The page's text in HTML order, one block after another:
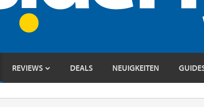
REVIEWS DEALS NEUIGKEITEN